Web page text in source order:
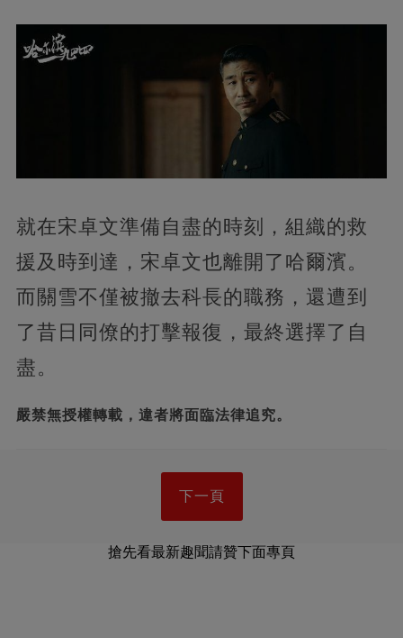
就在宋卓文準備自盡的時刻，組織的救
援及時到達，宋卓文也離開了哈爾濱。
而關雪不僅被撤去科長的職務，還遭到
了昔日同僚的打擊報復，最終選擇了自
盡。
嚴禁無授權轉載，違者將面臨法律追究。
下一頁
搶先看最新趣聞請贊下面專頁